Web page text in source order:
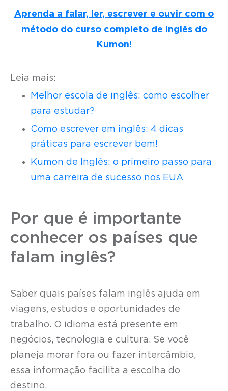
Aprenda a falar, ler, escrever e ouvir com o
método do curso completo de inglês do
Kumon!
Leia mais:
Melhor escola de inglês: como escolher
para estudar?
Como escrever em inglês: 4 dicas
práticas para escrever bem!
Kumon de Inglês: o primeiro passo para
uma carreira de sucesso nos EUA
Por que é importante
conhecer os países que
falam inglês?
Saber quais países falam inglês ajuda em
viagens, estudos e oportunidades de
trabalho. O idioma está presente em
negócios, tecnologia e cultura. Se você
planeja morar fora ou fazer intercâmbio,
essa informação facilita a escolha do
destino.